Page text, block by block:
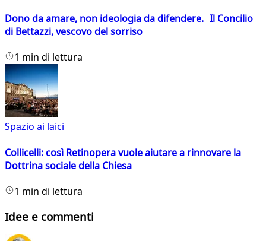
Dono da amare, non ideologia da difendere. Il Concilio
di Bettazzi, vescovo del sorriso
1 min di lettura
Spazio ai laici
Collicelli: così Retinopera vuole aiutare a rinnovare la
Dottrina sociale della Chiesa
1 min di lettura
Idee e commenti